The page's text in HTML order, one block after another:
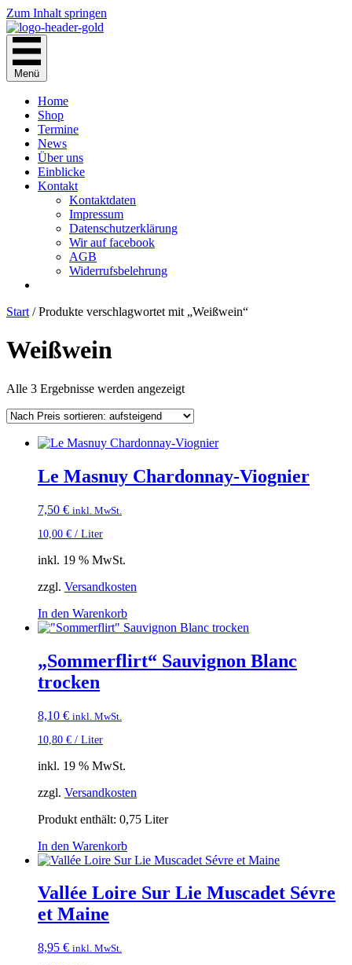
Zum Inhalt springen
Menü
Home
Shop
Termine
News
Über uns
Einblicke
Kontakt
Kontaktdaten
Impressum
Datenschutzerklärung
Wir auf facebook
AGB
Widerrufsbelehrung
Start / Produkte verschlagwortet mit „Weißwein“
Weißwein
Alle 3 Ergebnisse werden angezeigtNach
sortiert:
Le Masnuy Chardonnay-Viognier
7,50 € inkl. MwSt.
10,00 € / Liter
inkl. 19 % MwSt.
zzgl. Versandkosten
In den Warenkorb
„Sommerflirt“ Sauvignon Blanc
trocken
8,10 € inkl. MwSt.
10,80 € / Liter
inkl. 19 % MwSt.
zzgl. Versandkosten
Produkt enthält: 0,75 Liter
In den Warenkorb
Vallée Loire Sur Lie Muscadet Sévre
et Maine
8,95 € inkl. MwSt.